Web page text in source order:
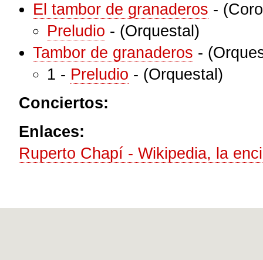
El tambor de granaderos -
Preludio - (Orquestal)
Tambor de granaderos -
1 - Preludio - (Orquestal)
Conciertos:
Enlaces:
Ruperto Chapí - Wikipedia, la